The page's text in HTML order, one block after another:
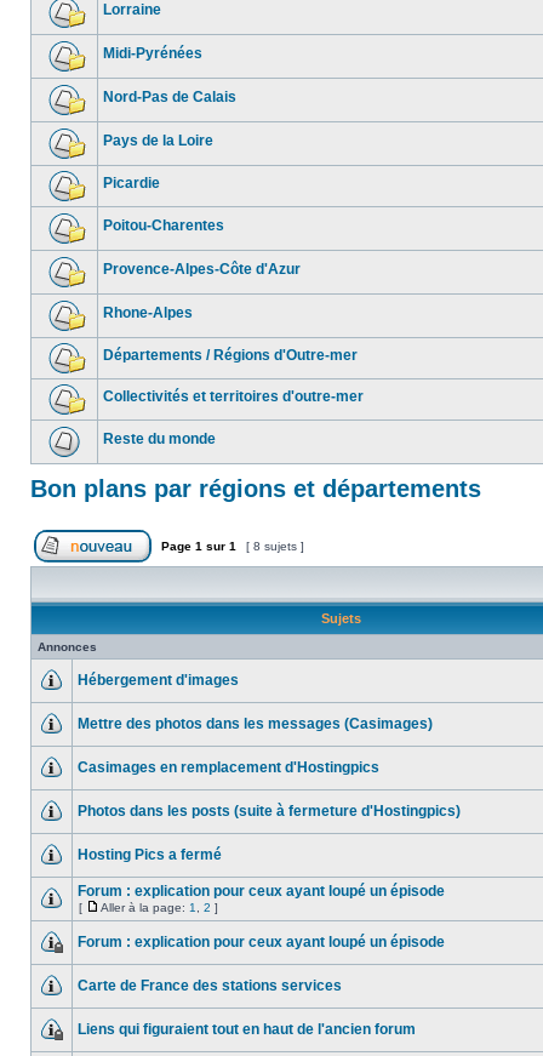
Lorraine
Midi-Pyrénées
Nord-Pas de Calais
Pays de la Loire
Picardie
Poitou-Charentes
Provence-Alpes-Côte d'Azur
Rhone-Alpes
Départements / Régions d'Outre-mer
Collectivités et territoires d'outre-mer
Reste du monde
Bon plans par régions et départements
Page 1 sur 1 [ 8 sujets ]
Sujets
Annonces
Hébergement d'images
Mettre des photos dans les messages (Casimages)
Casimages en remplacement d'Hostingpics
Photos dans les posts (suite à fermeture d'Hostingpics)
Hosting Pics a fermé
Forum : explication pour ceux ayant loupé un épisode
[ Aller à la page: 1 2 ]
Forum : explication pour ceux ayant loupé un épisode
Carte de France des stations services
Liens qui figuraient tout en haut de l'ancien forum